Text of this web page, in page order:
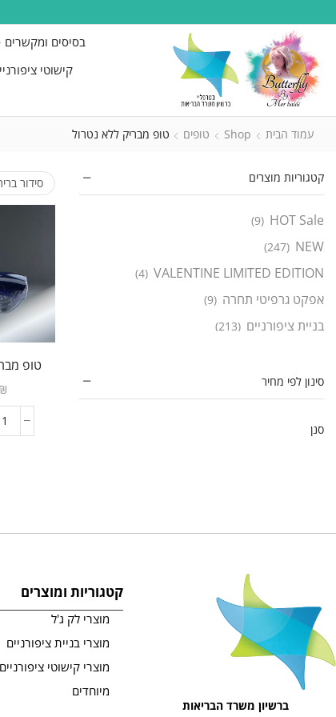
בסיסים ומקשרים
קישוטי
עמוד הבית Shop טופים טופ מבריק ללא נטרול
טופ
₪
קטגוריות מוצרים
HOT Sale
(9)
NEW
(247)
VALENTINE LIMITED EDITION
(4)
אפקט גרפיטי תחרה (9)
בניית ציפורניים (213)
גלי גל - גל סמיך שלא מתפלס
גלי טיפס (14)
מדבקות סיליקון Duet
טופ מבריק ללא נטרול
טופ מתקן ICE PINK
(1)
טופ מתקן LAVENDER
טופ מתקן MILKY
(1)
טופ עוגייה
טופ פוייל זהב (1)
סינון לפי מחיר
סנן
ברשיון משרד הבריאות
קטגוריות ומוצרים
מוצרי לק ג'ל
מוצרי בניית ציפורניים
מוצרי קישוטי ציפורניים
מיוחדים